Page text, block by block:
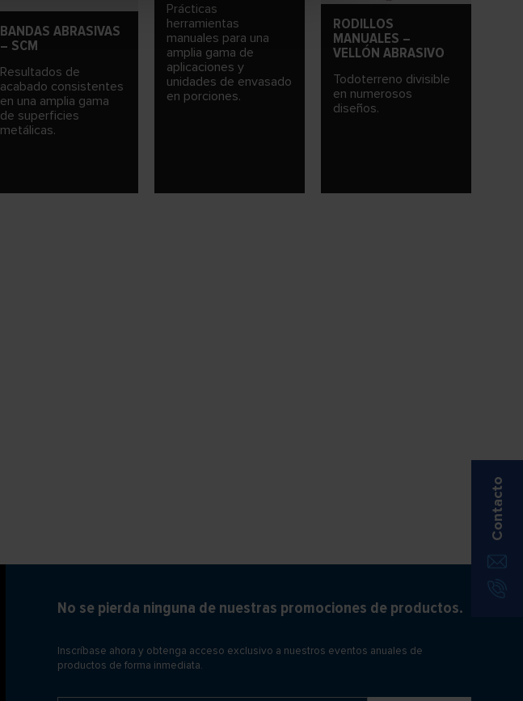
BANDAS ABRASIVAS
– SCM
Resultados de
acabado consistentes
en una amplia gama
de superficies
metálicas.
Prácticas
herramientas
manuales para una
amplia gama de
aplicaciones y
unidades de envasado
en porciones.
RODILLOS
MANUALES –
VELLÓN ABRASIVO
Todoterreno divisible
en numerosos
diseños.
No se pierda ninguna de nuestras promociones de productos.
Inscríbase ahora y obtenga acceso exclusivo a nuestros eventos anuales de
productos de forma inmediata.
Contacto